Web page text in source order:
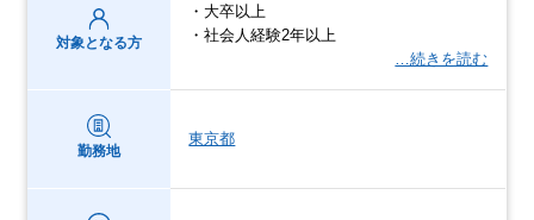
対象となる方
・大卒以上
・社会人経験2年以上
…続きを読む
勤務地
東京都